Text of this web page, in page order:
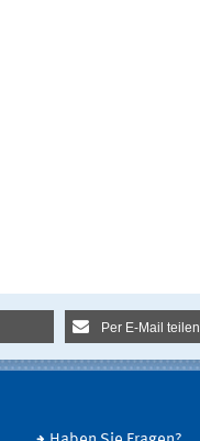
Per E-Mail teilen